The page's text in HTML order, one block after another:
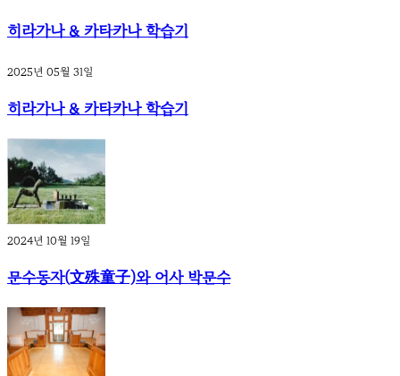
히라가나 & 카타카나 학습기
2025년 05월 31일
히라가나 & 카타카나 학습기
2024년 10월 19일
문수동자(文殊童子)와 어사 박문수